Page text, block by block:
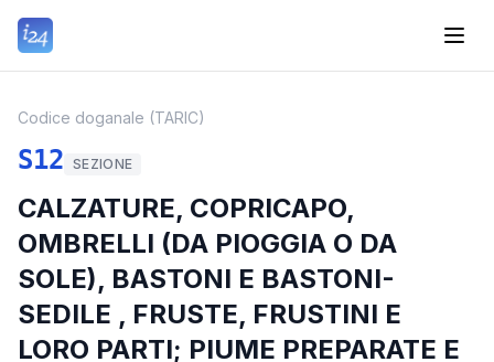
Codice doganale (TARIC)
S12 SEZIONE
CALZATURE, COPRICAPO,
OMBRELLI (DA PIOGGIA O DA
SOLE), BASTONI E BASTONI-
SEDILE , FRUSTE, FRUSTINI E
LORO PARTI; PIUME PREPARATE E